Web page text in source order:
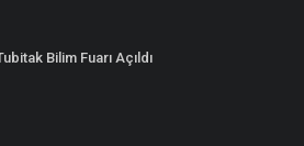
Bilim Fuarı Açıldı